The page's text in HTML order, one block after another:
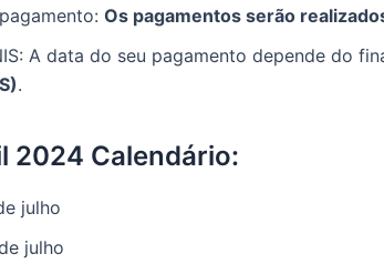
Os pagamentos serão
A data do seu pagamento depende do
.
2024 Calendário:
julho
julho